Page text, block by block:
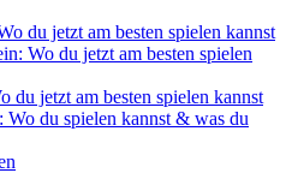
du jetzt am besten spielen kannst
Wo du jetzt am besten spielen
du jetzt am besten spielen kannst
Wo du spielen kannst & was du